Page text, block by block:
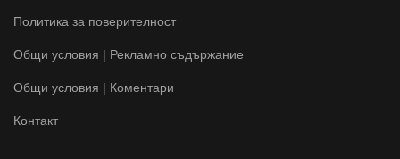
Политика за поверителност
Общи условия | Рекламно съдържание
Общи условия | Коментари
Контакт